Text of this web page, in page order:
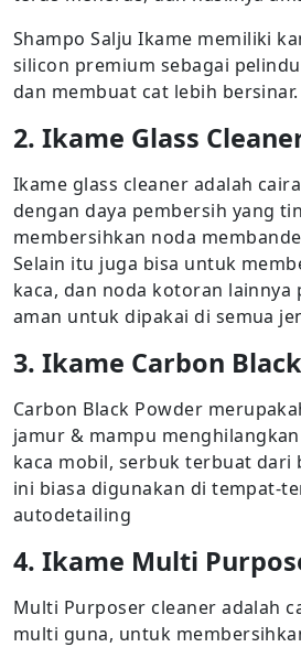
Shampo Salju Ikame memiliki
silicon premium sebagai
dan membuat cat lebih bersinar.
2. Ikame Glass
Ikame glass cleaner adalah
dengan daya pembersih yang
membersihkan noda
Selain itu juga bisa untuk
kaca, dan noda kotoran lainnya
aman untuk dipakai di semua
3. Ikame Carbon
Carbon Black Powder
jamur & mampu
kaca mobil, serbuk terbuat dari
ini biasa digunakan di tempat-
autodetailing
4. Ikame Multi
Multi Purposer cleaner adalah
multi guna, untuk